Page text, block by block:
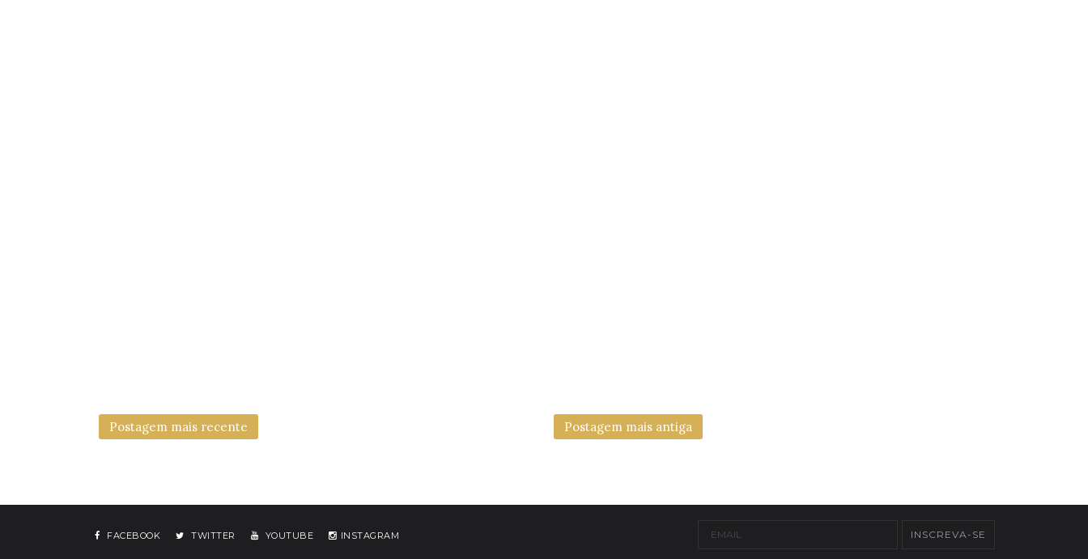
Postagem mais recente Postagem mais antiga
FACEBOOK TWITTER YOUTUBE INSTAGRAM